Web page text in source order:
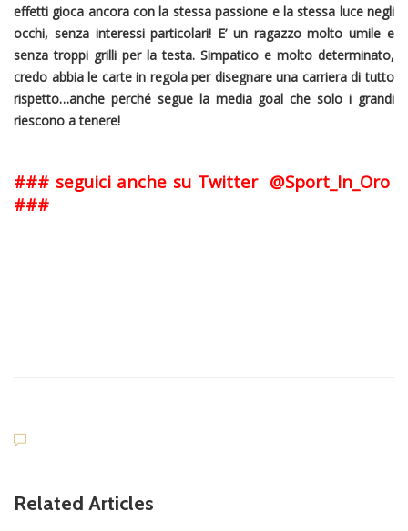
effetti gioca ancora con la stessa passione e la stessa luce negli
occhi, senza interessi particolari! E’ un ragazzo molto umile e
senza troppi grilli per la testa. Simpatico e molto determinato,
credo abbia le carte in regola per disegnare una carriera di tutto
rispetto…anche perché segue la media goal che solo i grandi
riescono a tenere!
### seguici anche su Twitter @Sport_In_Oro
###
Related Articles